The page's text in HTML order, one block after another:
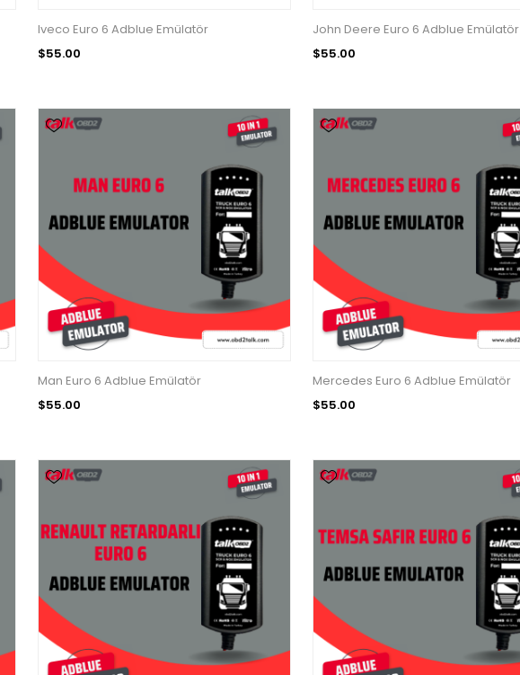
Iveco Euro 6 Adblue Emülatör
$55.00
John Deere Euro 6 Adblue Emülatör
$55.00
Man Euro 6 Adblue Emülatör
$55.00
Mercedes Euro 6 Adblue Emülatör
$55.00